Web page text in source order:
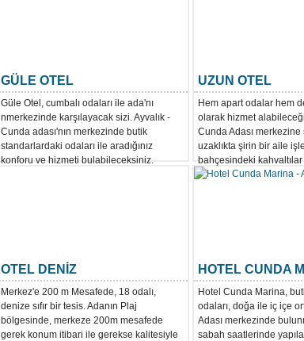
GÜLE OTEL
Güle Otel, cumbalı odaları ile ada'nı
nmerkezinde karşılayacak sizi. Ayvalık -
Cunda adası'nın merkezinde butik
standarlardaki odaları ile aradığınız
konforu ve hizmeti bulabileceksiniz.
UZUN OTEL
Hem apart odalar hem
olarak hizmet
Cunda Adası
uzaklıkta şirin bir aile
bahçesindeki
OTEL DENİZ
Merkez'e 200 m Mesafede, 18 odalı,
denize sıfır bir tesis. Adanın Plaj
bölgesinde, merkeze 200m mesafede
gerek konum itibari ile gerekse kalitesiyle
HOTEL CUNDA
Hotel Cunda Marina,
odaları, doğa ile iç içe
Adası merkezinde
sabah saatlerinde